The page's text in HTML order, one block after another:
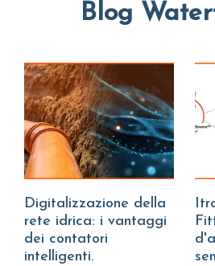
Blog
Digitalizzazione della
rete idrica: i vantaggi
dei contatori
intelligenti.
Itron sbarca su Water